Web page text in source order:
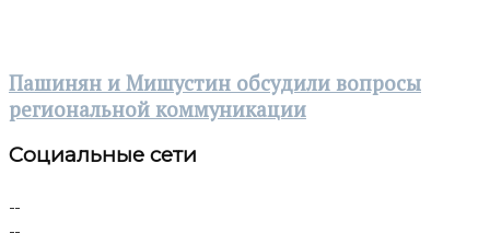
Пашинян и Мишустин обсудили вопросы
региональной коммуникации
Социальные сети